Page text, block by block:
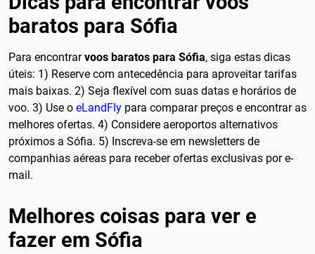
baratos para Sófia
Para encontrarvoos baratos para Sófia, siga estas dicas
úteis: 1) Reserve com antecedência para aproveitar tarifas
mais baixas. 2) Seja flexível com suas datas e horários de
voo. 3) Use o eLandFly para comparar preços e encontrar as
melhores ofertas. 4) Considere aeroportos alternativos
próximos a Sófia. 5) Inscreva-se em newsletters de
companhias aéreas para receber ofertas exclusivas por e-
mail.
Melhores coisas para ver e
fazer em Sófia